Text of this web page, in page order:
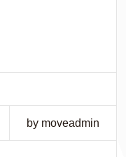
by moveadmin